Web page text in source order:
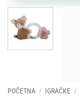
POČETNA / IGRAČKE /